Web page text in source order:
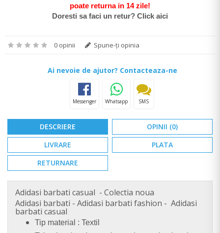
poate returna in 14 zile!
Doresti sa faci un retur? Click aici
0 opinii Spune-ţi opinia
Ai nevoie de ajutor? Contacteaza-ne
Messenger Whatsapp SMS
DESCRIERE
OPINII (0)
LIVRARE
PLATA
RETURNARE
Adidasi barbati casual - Colectia noua
Adidasi barbati - Adidasi barbati fashion - Adidasi
barbati casual
Tip material : Textil